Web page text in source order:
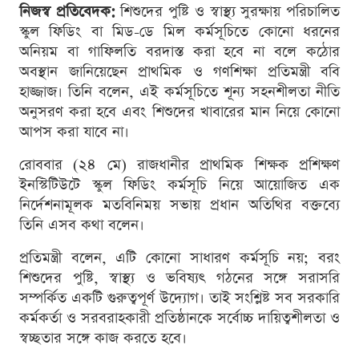
নিজস্ব প্রতিবেদক:শিশুদের পুষ্টি ও স্বাস্থ্য সুরক্ষায় পরিচালিত
স্কুল ফিডিং বা মিড-ডে মিল কর্মসূচিতে কোনো ধরনের
অনিয়ম বা গাফিলতি বরদাস্ত করা হবে না বলে কঠোর
অবস্থান জানিয়েছেন প্রাথমিক ও গণশিক্ষা প্রতিমন্ত্রী ববি
হাজ্জাজ। তিনি বলেন, এই কর্মসূচিতে শূন্য সহনশীলতা নীতি
অনুসরণ করা হবে এবং শিশুদের খাবারের মান নিয়ে কোনো
আপস করা যাবে না।
রোববার (২৪ মে) রাজধানীর প্রাথমিক শিক্ষক প্রশিক্ষণ
ইনস্টিটিউটে স্কুল ফিডিং কর্মসূচি নিয়ে আয়োজিত এক
নির্দেশনামূলক মতবিনিময় সভায় প্রধান অতিথির বক্তব্যে
তিনি এসব কথা বলেন।
প্রতিমন্ত্রী বলেন, এটি কোনো সাধারণ কর্মসূচি নয়; বরং
শিশুদের পুষ্টি, স্বাস্থ্য ও ভবিষ্যৎ গঠনের সঙ্গে সরাসরি
সম্পর্কিত একটি গুরুত্বপূর্ণ উদ্যোগ। তাই সংশ্লিষ্ট সব সরকারি
কর্মকর্তা ও সরবরাহকারী প্রতিষ্ঠানকে সর্বোচ্চ দায়িত্বশীলতা ও
স্বচ্ছতার সঙ্গে কাজ করতে হবে।